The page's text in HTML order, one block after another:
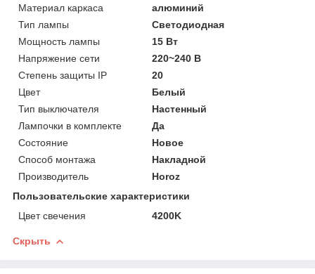
Материал каркаса
алюминий
Тип лампы
Светодиодная
Мощность лампы
15 Вт
Напряжение сети
220~240 В
Степень защиты IP
20
Цвет
Белый
Тип выключателя
Настенный
Лампочки в комплекте
Да
Состояние
Новое
Способ монтажа
Накладной
Производитель
Horoz
Пользовательские характеристики
Цвет свечения
4200K
Скрыть